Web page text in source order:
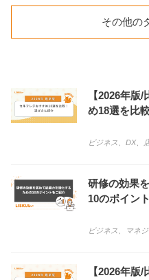
その他の
【2026年版
め18選を比
ビジネス DX、
研修の効果
10のポイン
ビジネス マネ
【2026年版